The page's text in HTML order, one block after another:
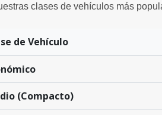
clases de vehículos más
de Vehículo
(Compacto)